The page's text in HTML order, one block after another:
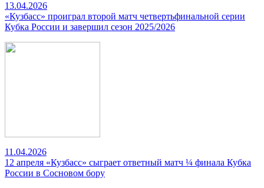
13.04.2026
«Кузбасс» проиграл второй матч четвертьфинальной серии
Кубка России и завершил сезон 2025/2026
11.04.2026
12 апреля «Кузбасс» сыграет ответный матч ¼ финала Кубка
России в Сосновом бору